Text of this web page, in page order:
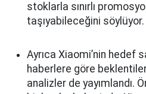
stoklarla sınırlı
taşıyabileceğini söylüyor.
Ayrıca Xiaomi’nin hedef
haberlere göre
analizler de yayımlandı.